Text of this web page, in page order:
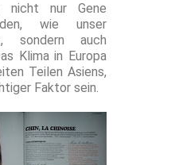
nicht nur Gene
wie unser
sondern auch
Klima in Europa
Teilen Asiens,
Faktor sein.